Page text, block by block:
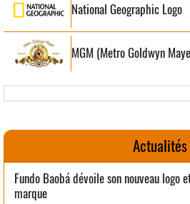
National Geographic Logo
MGM (Metro Goldwyn
Actualités
Fundo Baobá dévoile son nouveau logo
marque